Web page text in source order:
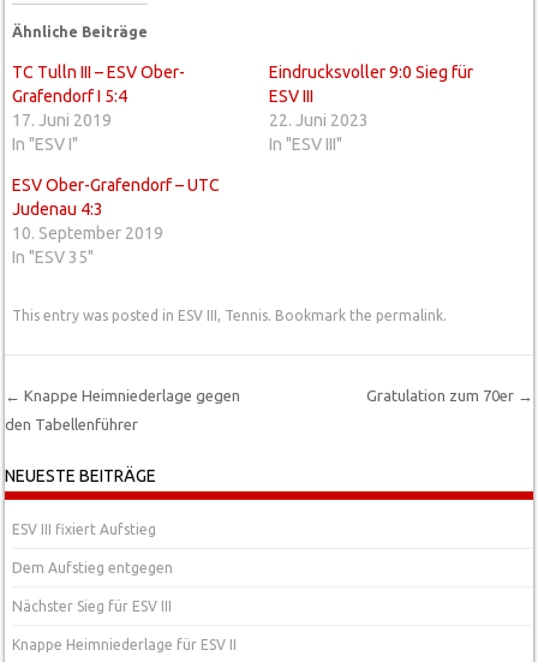
Ähnliche Beiträge
TC Tulln III – ESV Ober-
Grafendorf I 5:4
17. Juni 2019
In "ESV I"
Eindrucksvoller 9:0 Sieg für
ESV III
22. Juni 2023
In "ESV III"
ESV Ober-Grafendorf – UTC
Judenau 4:3
10. September 2019
In "ESV 35"
This entry was posted in ESV III, Tennis. Bookmark the permalink.
Post navigation
←
Knappe Heimniederlage gegen
den Tabellenführer
Gratulation zum 70er →
NEUESTE BEITRÄGE
ESV III fixiert Aufstieg
Dem Aufstieg entgegen
Nächster Sieg für ESV III
Knappe Heimniederlage für ESV II